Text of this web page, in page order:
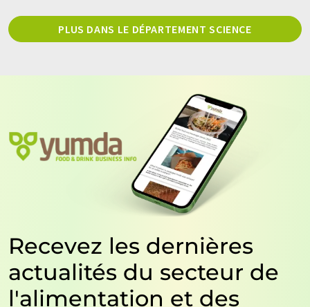
PLUS DANS LE DÉPARTEMENT SCIENCE
Recevez les dernières
actualités du secteur de
l'alimentation et des